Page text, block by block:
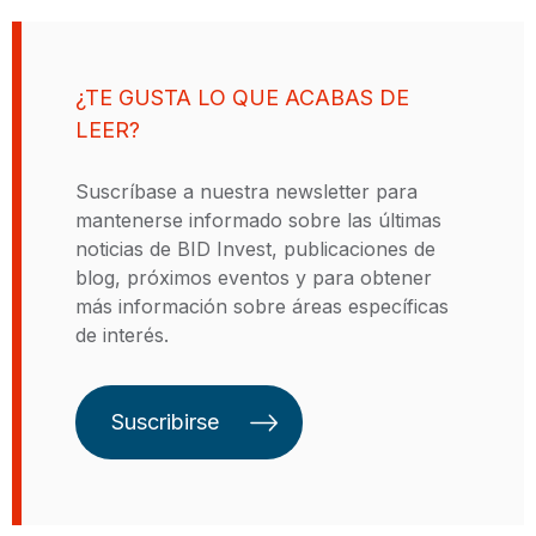
avanzadas en África, Asia,
Europa, Asia Central, América
responsabilidades de Henry han
incluido las principales
publicaciones de investigación
macroeconómica y financiera
regional, sirviendo como jefe y
líder de equipo para las
asistencia técnica del FMI y el
Banco Mundial centradas en la
emisión de deuda soberana, la
¿TE GUSTA LO QUE ACABAS DE
LEER?
Suscríbase a nuestra newsletter para
mantenerse informado sobre las últimas
noticias de BID Invest, publicaciones de
blog, próximos eventos y para obtener
más información sobre áreas específicas
de interés.
Suscribirse